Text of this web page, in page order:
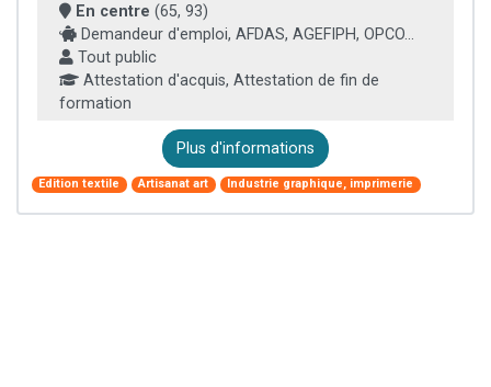
En centre (65, 93)
Demandeur d'emploi, AFDAS, AGEFIPH, OPCO...
Tout public
Attestation d'acquis, Attestation de fin de
formation
Plus d'informations
Edition textile Artisanat art Industrie graphique, imprimerie